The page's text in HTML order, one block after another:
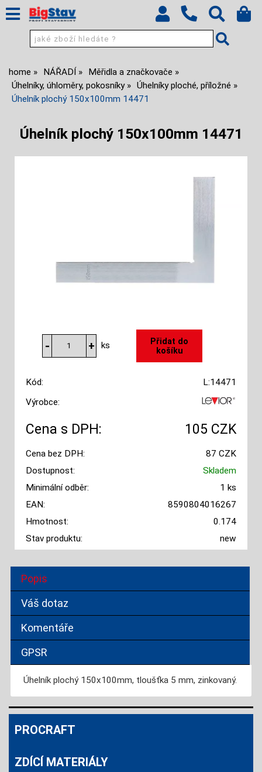
home NÁŘADÍ
Měřidla a značkovače
Úhelníky, úhloměry, pokosníky
Úhelníky ploché, příložné
Úhelník plochý 150x100mm 14471
Úhelník plochý 150x100mm 14471
ks
Kód:
L:14471
Výrobce:
Cena s DPH: 105 CZK
Cena bez DPH:
87 CZK
Dostupnost:
Skladem
Minimální odběr:
1 ks
EAN:
8590804016267
Hmotnost:
0.174
Stav produktu:
new
Popis
Váš dotaz
Komentáře
GPSR
Úhelník plochý 150x100mm, tloušťka 5 mm, zinkovaný.
PROCRAFT
ZDÍCÍ MATERIÁLY